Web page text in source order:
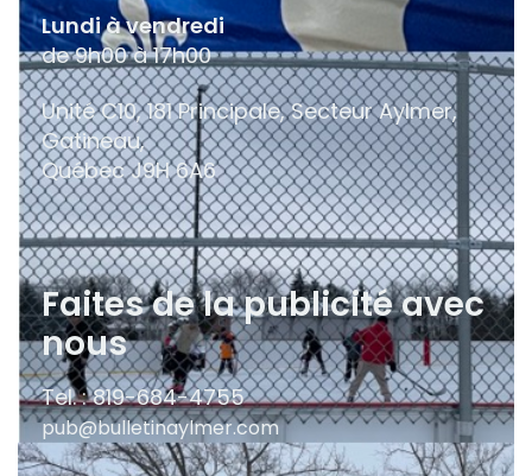
Lundi à vendredi
de 9h00 à 17h00
Unité C10, 181 Principale, Secteur Aylmer,
Gatineau,
QuébecJ9H 6A6
Faites de la publicité avec
nous
Tel. : 819-684-4755
pub@bulletinaylmer.com